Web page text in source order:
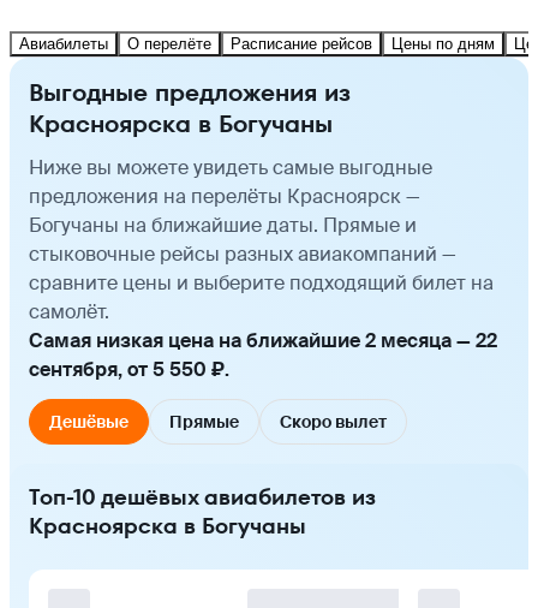
Авиабилеты О перелёте Расписание рейсов Цены по дням
Выгодные предложения из
Красноярска в Богучаны
Ниже вы можете увидеть самые выгодные
предложения на перелёты Красноярск —
Богучаны на ближайшие даты. Прямые и
стыковочные рейсы разных авиакомпаний —
сравните цены и выберите подходящий билет на
самолёт.
Самая низкая цена на ближайшие 2 месяца — 22
сентября, от 5 550 ₽.
Дешёвые Прямые Скоро вылет
Топ-10 дешёвых авиабилетов из
Красноярска в Богучаны